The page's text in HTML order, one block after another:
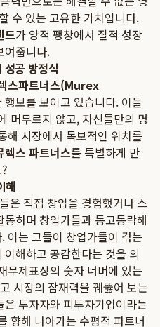
수 있는 고유한 가치입니다.
드가 양적 팽창에서 질적 성장
여줍니다.
성공 방정식
스파트너스(Murex
보를 보이고 있습니다. 이들
머무르지 않고, 자신들만의 명
해 시장에서 독보적인 위치를
렉스 파트너스를 특별하게 만
해
은 직접 창업을 경험했거나 스
하며 창업가들과 동고동락해
이는 그들이 창업가들이 겪는
해하고 공감한다는 것을 의
무제표상의 숫자 너머에 있는
시장의 잠재력을 꿰뚫어 보는
투자자와 피투자기업이라는
향해 나아가는 수평적 파트너